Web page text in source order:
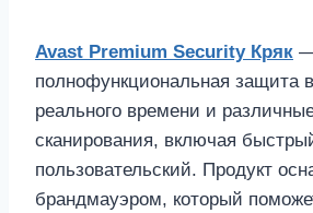
Avast Premium Security Кряк
полнофункциональная защита
реального времени и
сканирования, включая
пользовательский. Продукт
брандмауэром, который